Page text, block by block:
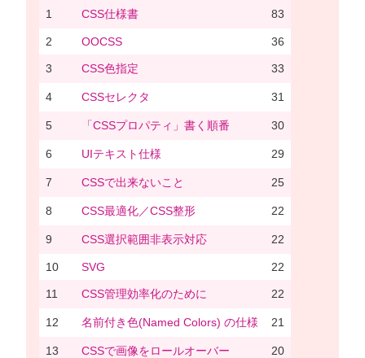
1 CSS仕様書 83
2 OOCSS 36
3 CSS色指定 33
4 CSSセレクタ 31
5 「CSSプロパティ」書く順番 30
6 UIテキスト仕様 29
7 CSSで出来ないこと 25
8 CSS最適化／CSS整形 22
9 CSS選択範囲非表示対応 22
10 SVG 22
11 CSS管理効率化のために 22
12 名前付き色(Named Colors) の仕様 21
13 CSSで画像をロールオーバー 20